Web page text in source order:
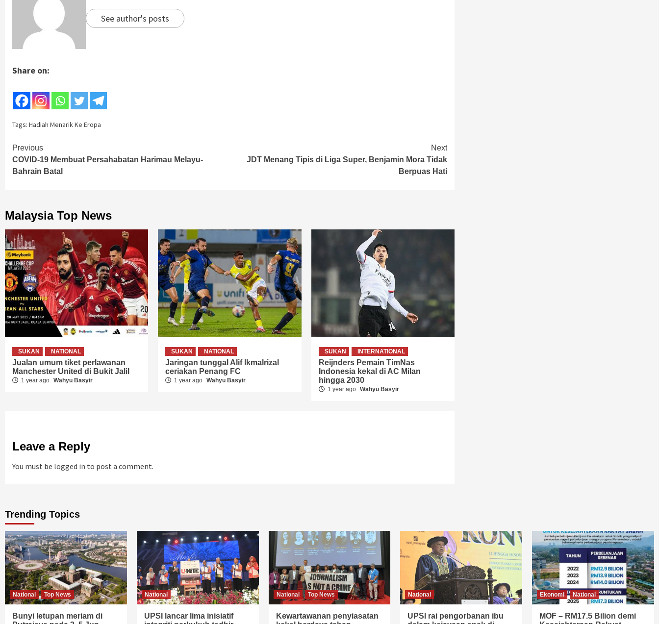
See author's posts
Share on:
Tags: Hadiah Menarik Ke Eropa
Continue
Reading
Previous
COVID-19 Membuat Persahabatan Harimau Melayu-
Bahrain Batal
Next
JDT Menang Tipis di Liga Super, Benjamin Mora Tidak
Berpuas Hati
Malaysia Top News
SUKAN NATIONAL
Jualan umum tiket perlawanan
Manchester United di Bukit Jalil
1 year ago Wahyu Basyir
SUKAN NATIONAL
Jaringan tunggal Alif Ikmalrizal
ceriakan Penang FC
1 year ago Wahyu Basyir
SUKAN INTERNATIONAL
Reijnders Pemain TimNas
Indonesia kekal di AC Milan
hingga 2030
1 year ago Wahyu Basyir
Leave a Reply
You must be logged in to post a comment.
Trending Topics
National Top News
Bunyi letupan meriam di
National
UPSI lancar lima inisiatif
National Top News
Kewartawanan penyiasatan
National
UPSI rai pengorbanan ibu
Ekonomi National
MOF – RM17.5 Bilion demi